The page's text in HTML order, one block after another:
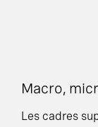
Macro,
Les cadres